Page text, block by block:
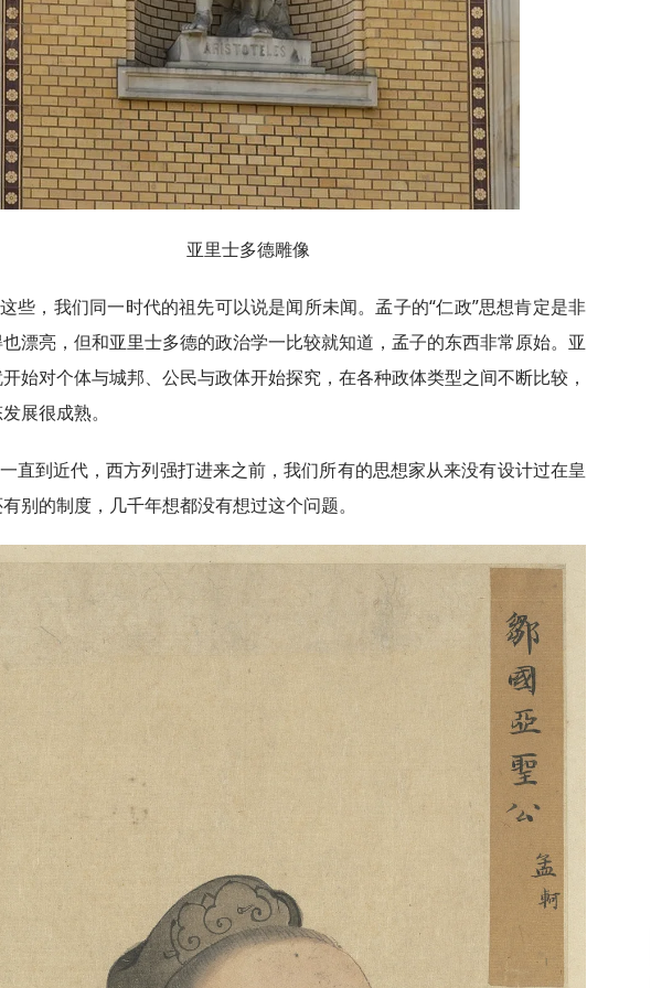
亚里士多德雕像
些，我们同一时代的祖先可以说是闻所未闻。孟子的“仁政”思想肯定是非
漂亮，但和亚里士多德的政治学一比较就知道，孟子的东西非常原始。亚
始对个体与城邦、公民与政体开始探究，在各种政体类型之间不断比较，
展很成熟。
直到近代，西方列强打进来之前，我们所有的思想家从来没有设计过在皇
别的制度，几千年想都没有想过这个问题。